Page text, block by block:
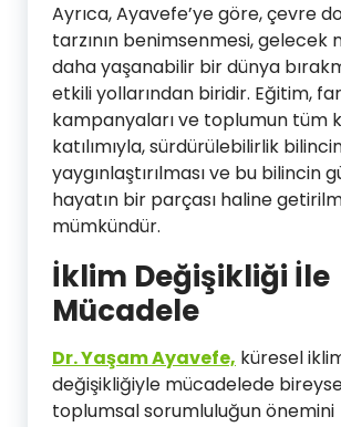
Ayrıca, Ayavefe’ye göre, çevre
tarzının benimsenmesi, gelecek
daha yaşanabilir bir dünya
etkili yollarından biridir. Eğitim,
kampanyaları ve toplumun tüm
katılımıyla, sürdürülebilirlik
yaygınlaştırılması ve bu bilincin
hayatın bir parçası haline
mümkündür.
İklim Değişikliği İle
Mücadele
Dr. Yaşam Ayavefe, küresel
değişikliğiyle mücadelede
toplumsal sorumluluğun önemini